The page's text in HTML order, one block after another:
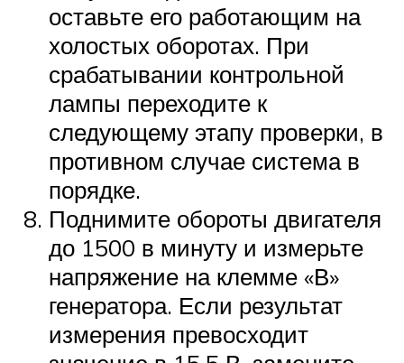
оставьте его работающим на
холостых оборотах. При
срабатывании контрольной
лампы переходите к
следующему этапу проверки, в
противном случае система в
порядке.
Поднимите обороты двигателя
до 1500 в минуту и измерьте
напряжение на клемме «В»
генератора. Если результат
измерения превосходит